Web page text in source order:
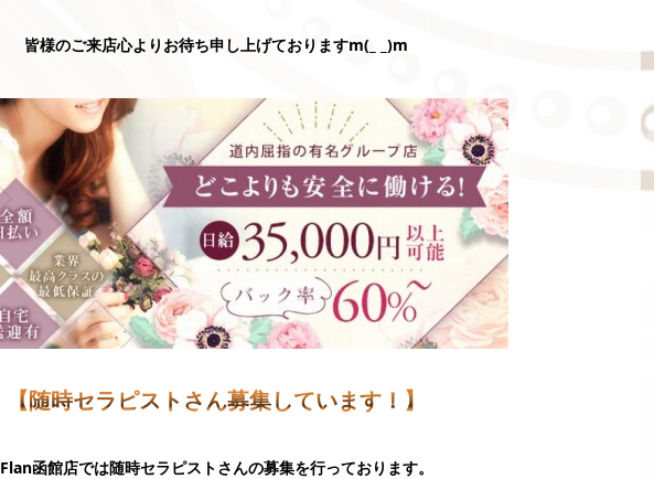
皆様のご来店心よりお待ち申し上げておりますm(_ _)m
【随時セラピストさん募集しています！】
Flan函館店では随時セラピストさんの募集を行っております。